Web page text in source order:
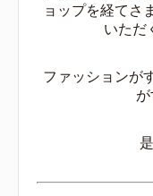
ョップを経てさ
いただ
ファッションが